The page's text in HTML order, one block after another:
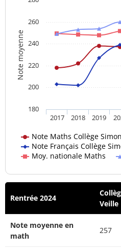
Note moyenne
Note Maths Collège
Note Français Collège
Moy. nationale Maths
2017 2018 2019
180
200
220
240
260
Rentrée 2024
Veille
Note moyenne en
math
257